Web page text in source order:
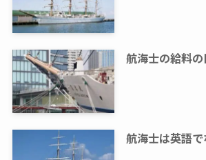
航海士の給料
航海士は英語